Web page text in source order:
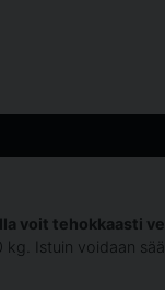
voit tehokkaasti
Istuin voidaan